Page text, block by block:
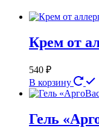
Крем от
540 ₽
В корзину
Гель